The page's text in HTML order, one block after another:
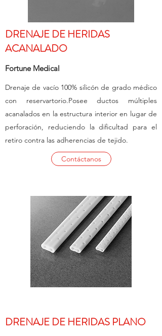
DRENAJE DE HERIDAS
ACANALADO
Fortune Medical
Drenaje de vacío 100% silicón de grado médico
con reservartorio.Posee ductos múltiples
acanalados en la estructura interior en lugar de
perforación, reduciendo la dificultad para el
retiro contra las adherencias de tejido.
Contáctanos
DRENAJE DE HERIDAS PLANO